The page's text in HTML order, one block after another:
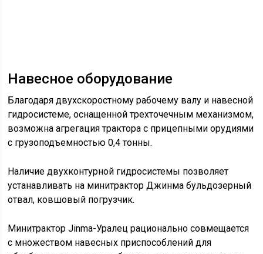
Навесное оборудование
Благодаря двухскоростному рабочему валу и навесной
гидросистеме, оснащенной трехточечным механизмом,
возможна агрегация трактора с прицепными орудиями
с грузоподъемностью 0,4 тонны.
Наличие двухконтурной гидросистемы позволяет
устанавливать на минитрактор Джинма бульдозерный
отвал, ковшовый погрузчик.
Минитрактор Jinma-Уралец рационально совмещается
с множеством навесных приспособлений для